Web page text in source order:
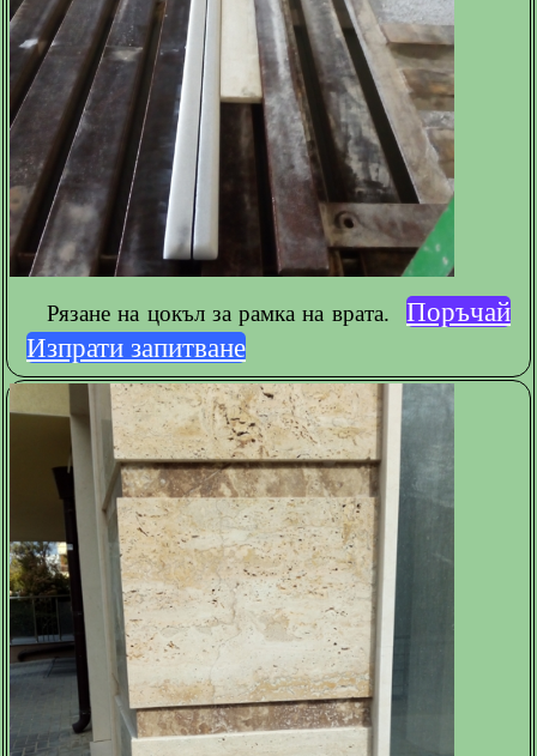
Рязане на цокъл за рамка на врата.
Поръчай
Изпрати запитване